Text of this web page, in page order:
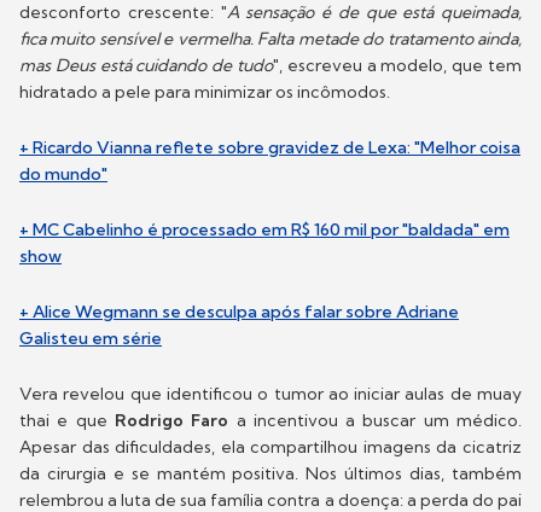
desconforto crescente: "A sensação é de que está queimada,
fica muito sensível e vermelha. Falta metade do tratamento ainda,
mas Deus está cuidando de tudo", escreveu a modelo, que tem
hidratado a pele para minimizar os incômodos.
+ Ricardo Vianna reflete sobre gravidez de Lexa: "Melhor coisa
do mundo"
+ MC Cabelinho é processado em R$ 160 mil por "baldada" em
show
+ Alice Wegmann se desculpa após falar sobre Adriane
Galisteu em série
Vera revelou que identificou o tumor ao iniciar aulas de muay
thai e que Rodrigo Faro a incentivou a buscar um médico.
Apesar das dificuldades, ela compartilhou imagens da cicatriz
da cirurgia e se mantém positiva. Nos últimos dias, também
relembrou a luta de sua família contra a doença: a perda do pai